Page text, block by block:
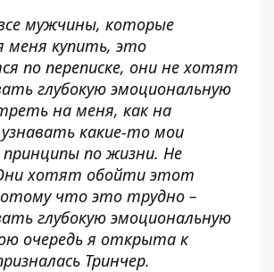
мужчины, которые
купить, это
по переписке, они не хотят
глубокую эмоциональную
на меня, как на
какие-то мои
по жизни. Не
хотят обойти этот
что это трудно –
глубокую эмоциональную
очередь я открыта к
Тринчер.